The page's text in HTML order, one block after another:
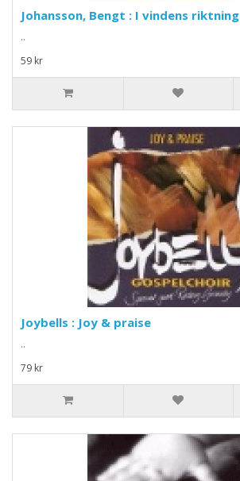
Johansson, Bengt : I vindens riktning
..
59 kr
Joybells : Joy & praise
..
79 kr